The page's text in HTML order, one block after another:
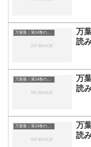
万葉集｜第14巻の和歌一覧
万
読
万葉集｜第14巻の和歌一覧
万
読
万葉集｜第14巻の和歌一覧
万
読